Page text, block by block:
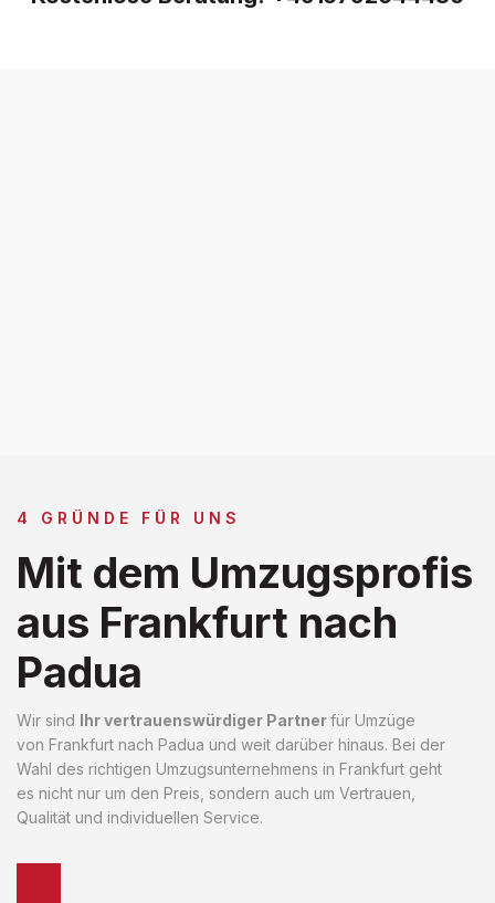
4 GRÜNDE FÜR UNS
Mit dem Umzugsprofis
aus Frankfurt nach
Padua
Wir sind Ihr vertrauenswürdiger Partnerfür Umzüge
von Frankfurt nach Padua und weit darüber hinaus. Bei der
Wahl des richtigen Umzugsunternehmens in Frankfurt geht
es nicht nur um den Preis, sondern auch um Vertrauen,
Qualität und individuellen Service.